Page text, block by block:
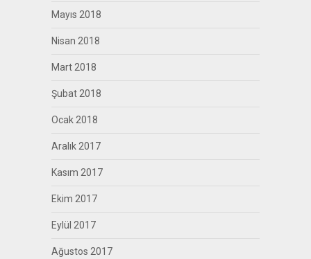
Mayıs 2018
Nisan 2018
Mart 2018
Şubat 2018
Ocak 2018
Aralık 2017
Kasım 2017
Ekim 2017
Eylül 2017
Ağustos 2017